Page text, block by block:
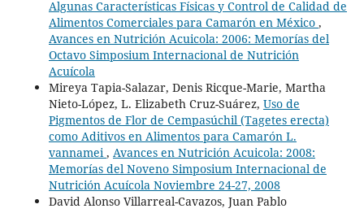
Algunas Características Físicas y Control de Calidad de
Alimentos Comerciales para Camarón en México ,
Avances en Nutrición Acuicola: 2006: Memorías del
Octavo Simposium Internacional de Nutrición
Acuícola
Mireya Tapia-Salazar, Denis Ricque-Marie, Martha
Nieto-López, L. Elizabeth Cruz-Suárez, Uso de
Pigmentos de Flor de Cempasúchil (Tagetes erecta)
como Aditivos en Alimentos para Camarón L.
vannamei , Avances en Nutrición Acuicola: 2008:
Memorías del Noveno Simposium Internacional de
Nutrición Acuícola Noviembre 24-27, 2008
David Alonso Villarreal-Cavazos, Juan Pablo